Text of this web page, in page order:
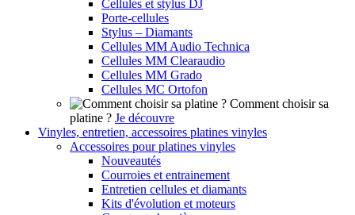
Cellules et stylus DJ
Porte-cellules
Stylus – Diamants
Cellules MM Audio Technica
Cellules MM Clearaudio
Cellules MM Grado
Cellules MC Ortofon
Comment choisir sa
platine ? Je découvre
Vinyles, entretien, accessoires platines vinyles
Accessoires pour platines vinyles
Nouveautés
Courroies et entrainement
Entretien cellules et diamants
Kits d'évolution et moteurs